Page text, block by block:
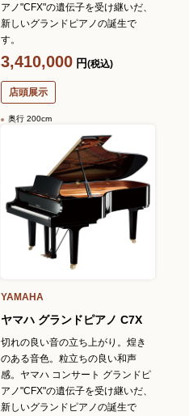
アノ"CFX"の遺伝子を受け継いだ、
新しいグランドピアノの誕生で
す。
3,410,000 円(税込)
店頭展示
奥行 200cm
YAMAHA
ヤマハ グランドピアノ C7X
切れの良い音の立ち上がり。煌き
のある音色。粒立ちの良い和声
感。ヤマハ コンサート グランドピ
アノ"CFX"の遺伝子を受け継いだ、
新しいグランドピアノの誕生で